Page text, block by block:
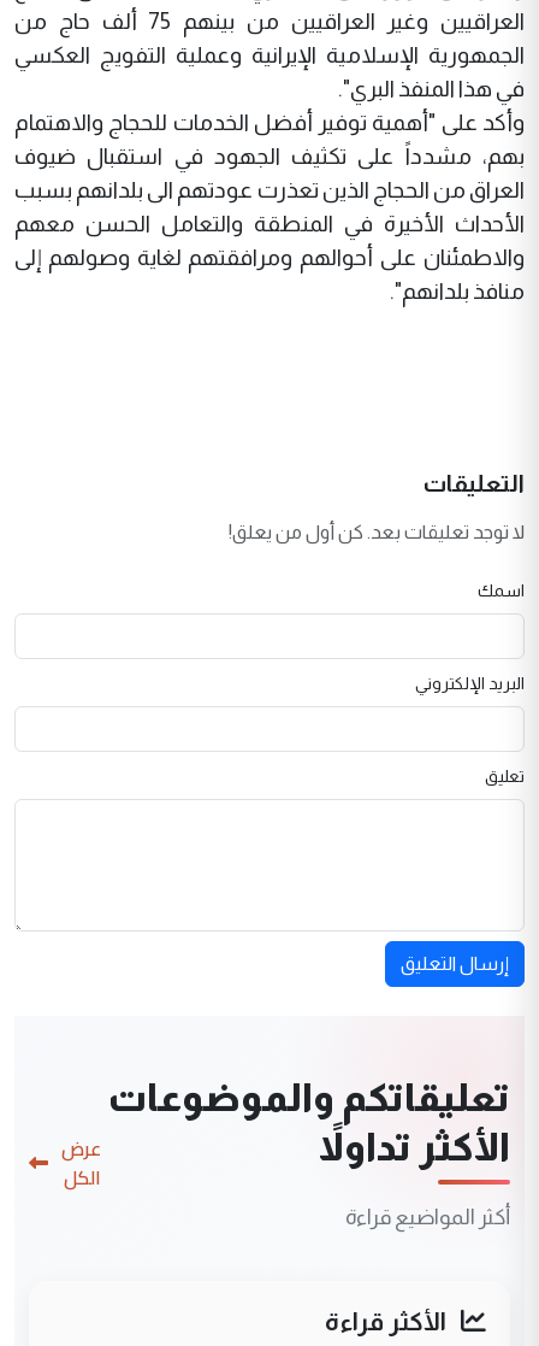
العراقيين وغير العراقيين من بينهم 75 ألف حاج من
الجمهورية الإسلامية الإيرانية وعملية التفويج العكسي
في هذا المنفذ البري".
وأكد على "أهمية توفير أفضل الخدمات للحجاج والاهتمام
بهم، مشدداً على تكثيف الجهود في استقبال ضيوف
العراق من الحجاج الذين تعذرت عودتهم الى بلدانهم بسبب
الأحداث الأخيرة في المنطقة والتعامل الحسن معهم
والاطمئنان على أحوالهم ومرافقتهم لغاية وصولهم إلى
منافذ بلدانهم".
التعليقات
لا توجد تعليقات بعد. كن أول من يعلق!
اسمك
البريد الإلكتروني
تعليق
إرسال التعليق
تعليقاتكم والموضوعات
الأكثر تداولاً
أكثر المواضيع قراءة
عرض
الكل
الأكثر قراءة